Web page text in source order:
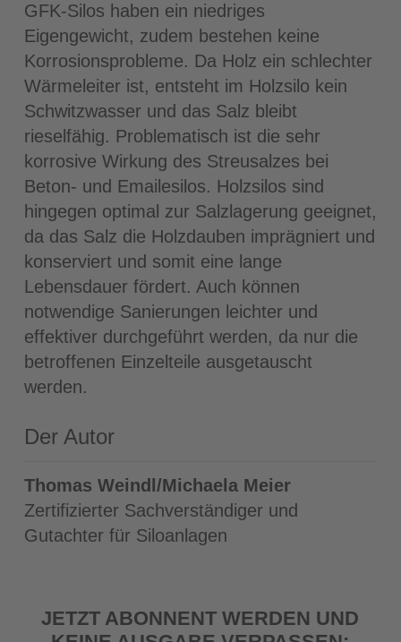
GFK-Silos haben ein niedriges
Eigengewicht, zudem bestehen keine
Korrosionsprobleme. Da Holz ein schlechter
Wärmeleiter ist, entsteht im Holzsilo kein
Schwitzwasser und das Salz bleibt
rieselfähig. Problematisch ist die sehr
korrosive Wirkung des Streusalzes bei
Beton- und Emailesilos. Holzsilos sind
hingegen optimal zur Salzlagerung geeignet,
da das Salz die Holzdauben imprägniert und
konserviert und somit eine lange
Lebensdauer fördert. Auch können
notwendige Sanierungen leichter und
effektiver durchgeführt werden, da nur die
betroffenen Einzelteile ausgetauscht
werden.
Der Autor
Thomas Weindl/Michaela Meier
Zertifizierter Sachverständiger und
Gutachter für Siloanlagen
JETZT ABONNENT WERDEN UND